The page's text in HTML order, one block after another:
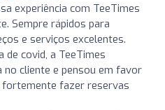
experiência com TeeTimes
Sempre rápidos para
e serviços excelentes.
de covid, a TeeTimes
cliente e pensou em favor
fortemente fazer reservas